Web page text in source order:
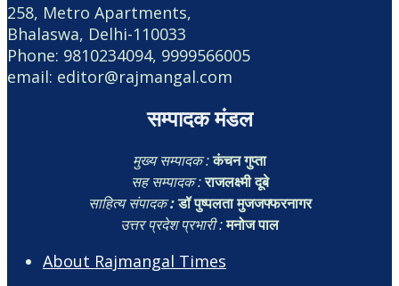
258, Metro Apartments,
Bhalaswa, Delhi-110033
Phone: 9810234094, 9999566005
email: editor@rajmangal.com
सम्पादक मंडल
मुख्य सम्पादक :कंचन गुप्ता
सह सम्पादक :राजलक्ष्मी दूबे
साहित्य संपादक:डॉ पुष्पलता मुजजफ्फरनागर
उत्तर प्रदेश प्रभारी :मनोज पाल
About Rajmangal Times